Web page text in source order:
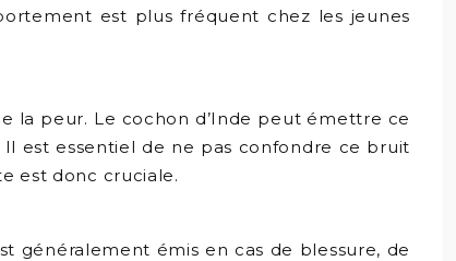
est plus fréquent chez les jeunes
la peur. Le cochon d’Inde peut émettre ce
Il est essentiel de ne pas confondre ce bruit
est donc cruciale.
généralement émis en cas de blessure, de